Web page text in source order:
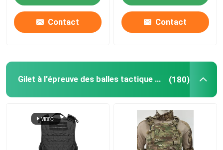
Contact Contact
Gilet à l'épreuve des balles tactique militaire (180)